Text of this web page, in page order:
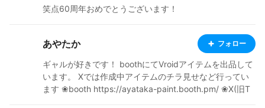
笑点60周年おめでとうございます！
あやたか フォロー
ギャルが好きです！ boothにてVroidアイテムを出品して
います。 Xでは作成中アイテムのチラ見せなど行ってい
ます ❀booth https://ayataka-paint.booth.pm/ ❀X(旧T